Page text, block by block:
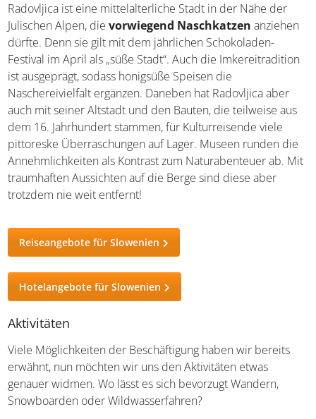
Radovljica ist eine mittelalterliche Stadt in der Nähe der
Julischen Alpen, dievorwiegend Naschkatzen anziehen
dürfte. Denn sie gilt mit dem jährlichen Schokoladen-
Festival im April als „süße Stadt“. Auch die Imkereitradition
ist ausgeprägt, sodass honigsüße Speisen die
Naschereivielfalt ergänzen. Daneben hat Radovljica aber
auch mit seiner Altstadt und den Bauten, die teilweise aus
dem 16. Jahrhundert stammen, für Kulturreisende viele
pittoreske Überraschungen auf Lager. Museen runden die
Annehmlichkeiten als Kontrast zum Naturabenteuer ab. Mit
traumhaften Aussichten auf die Berge sind diese aber
trotzdem nie weit entfernt!
Reiseangebote für Slowenien
Hotelangebote für Slowenien
Aktivitäten
Viele Möglichkeiten der Beschäftigung haben wir bereits
erwähnt, nun möchten wir uns den Aktivitäten etwas
genauer widmen. Wo lässt es sich bevorzugt Wandern,
Snowboarden oder Wildwasserfahren?